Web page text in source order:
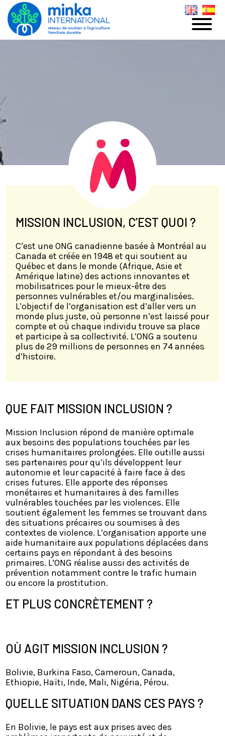
MISSION INCLUSION, C’EST QUOI ?
C’est une ONG canadienne basée à Montréal au
Canada et créée en 1948 et qui soutient au
Québec et dans le monde (Afrique, Asie et
Amérique latine) des actions innovantes et
mobilisatrices pour le mieux-être des
personnes vulnérables et/ou marginalisées.
L’objectif de l’organisation est d’aller vers un
monde plus juste, où personne n’est laissé pour
compte et où chaque individu trouve sa place
et participe à sa collectivité. L’ONG a soutenu
plus de 29 millions de personnes en 74 années
d’histoire.
QUE FAIT MISSION INCLUSION ?
Mission Inclusion répond de manière optimale
aux besoins des populations touchées par les
crises humanitaires prolongées. Elle outille aussi
ses partenaires pour qu’ils développent leur
autonomie et leur capacité à faire face à des
crises futures. Elle apporte des réponses
monétaires et humanitaires à des familles
vulnérables touchées par les violences. Elle
soutient également les femmes se trouvant dans
des situations précaires ou soumises à des
contextes de violence. L’organisation apporte une
aide humanitaire aux populations déplacées dans
certains pays en répondant à des besoins
primaires. L’ONG réalise aussi des activités de
prévention notamment contre le trafic humain
ou encore la prostitution.
ET PLUS CONCRÈTEMENT ?
OÙ AGIT MISSION INCLUSION ?
Bolivie, Burkina Faso, Cameroun, Canada,
Ethiopie, Haïti, Inde, Mali, Nigéria, Pérou.
QUELLE SITUATION DANS CES PAYS ?
En Bolivie, le pays est aux prises avec des